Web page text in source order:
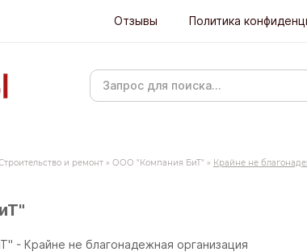
Отзывы Политика
и ремонт » ООО "Компания БиТ" » Крайне не
- Крайне не благонадежная организация